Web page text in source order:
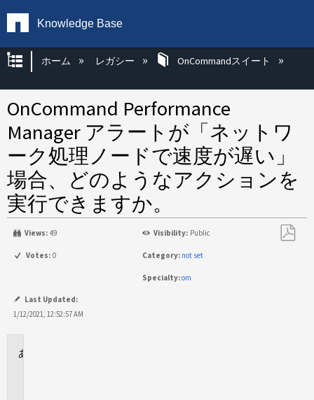
Knowledge Base
グローバル階層を展開/折りたたむ
ホーム レガシー OnCommandスイート
OnCommand Performance
Manager アラートが「ネットワ
ーク処理ノードで速度が遅い」
場合、どのようなアクションを
実行できますか。
Views: 49 Visibility: Public
Votes: 0 Category: not set
Specialty:om
Last Updated:
1/12/2021, 12:52:57 AM